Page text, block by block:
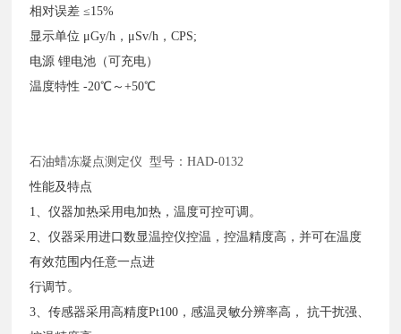
相对误差 ≤15%
显示单位 μGy/h，μSv/h，CPS;
电源 锂电池（可充电）
温度特性 -20℃～+50℃
石油蜡冻凝点测定仪 型号：HAD-0132
性能及特点
1、仪器加热采用电加热，温度可控可调。
2、仪器采用进口数显温控仪控温，控温精度高，并可在温度
有效范围内任意一点进
行调节。
3、传感器采用高精度Pt100，感温灵敏分辨率高， 抗干扰强、